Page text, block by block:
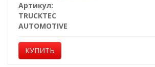
Артикул:
TRUCKTEC
AUTOMOTIVE
КУПИТЬ